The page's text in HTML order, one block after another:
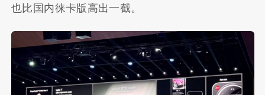
也比国内徕卡版高出一截。